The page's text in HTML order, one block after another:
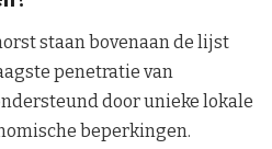
staan bovenaan de lijst
penetratie van
door unieke lokale
beperkingen.